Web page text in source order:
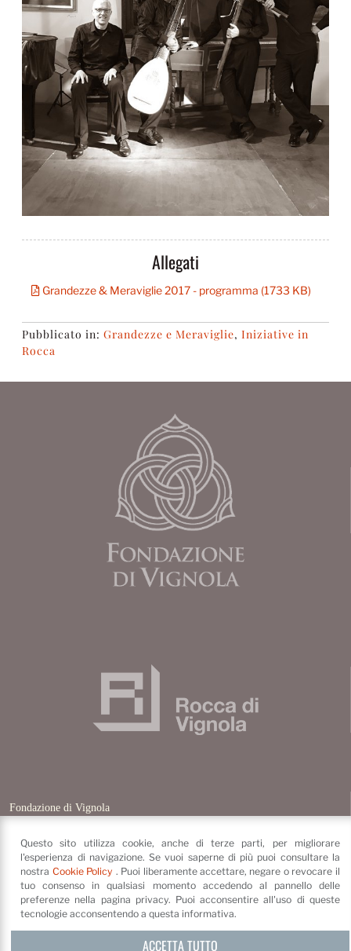
Allegati
Grandezze & Meraviglie 2017 - programma (1733 KB)
Pubblicato in: Grandezze e Meraviglie, Iniziative in
Rocca
Fondazione di Vignola
Vignola(MO)
Fondazione di Vignola
Privacy Policy e cookie
Credits
Questo sito utilizza cookie, anche di terze parti, per migliorare
l'esperienza di navigazione. Se vuoi saperne di più puoi consultare la
nostra Cookie Policy . Puoi liberamente accettare, negare o revocare il
tuo consenso in qualsiasi momento accedendo al pannello delle
preferenze nella pagina privacy. Puoi acconsentire all'uso di queste
tecnologie acconsentendo a questa informativa.
ACCETTA TUTTO